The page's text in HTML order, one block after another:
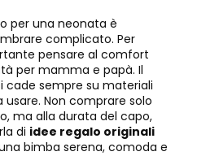
per una neonata è
complicato. Per
pensare al comfort
per mamma e papà. Il
cade sempre su materiali
Non comprare solo
ma alla durata del capo,
di idee regalo originali
bimba serena, comoda e